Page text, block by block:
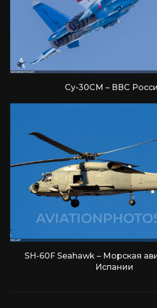
Су-30СМ – ВВС
SH-60F Seahawk – Морская
Испании